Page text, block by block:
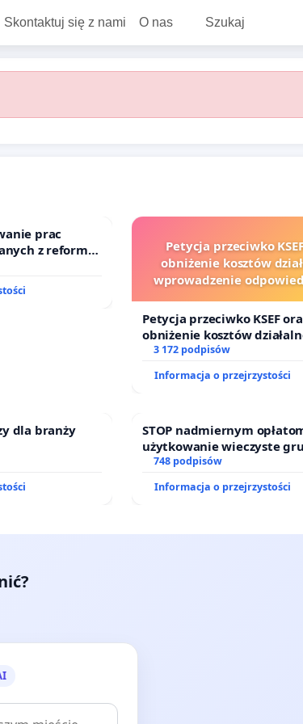
Skontaktuj się z nami O nas Szukaj
prac
z reformą
Petycja przeciwko
obniżenie kosztów
wprowadzenie
sędziów
Petycja przeciwko KSEF
obniżenie kosztów
wprowadzenie
finansowej kluczowych
sędziów
3 172 podpisów
Informacja o przejrzystości
dla branży
STOP nadmiernym
użytkowanie wieczyste
zajmowanych przez
działkowe.
748 podpisów
Informacja o przejrzystości